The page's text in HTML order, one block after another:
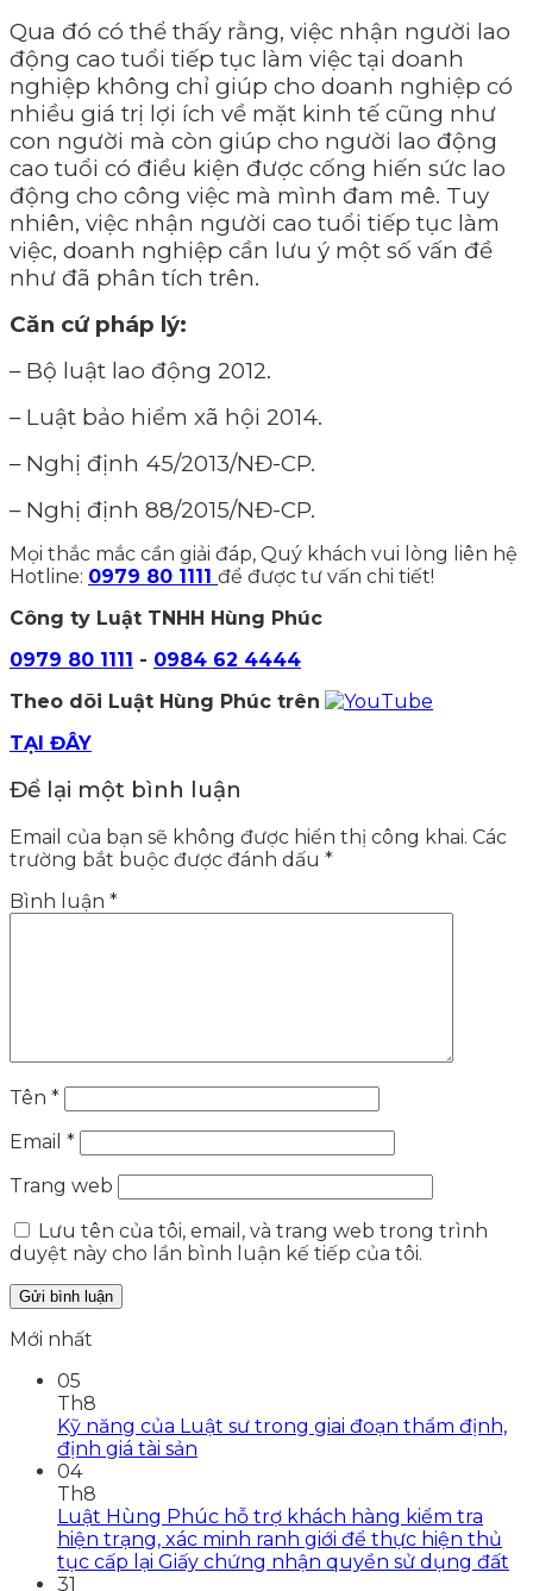
Qua đó có thể thấy rằng, việc nhận người lao
động cao tuổi tiếp tục làm việc tại doanh
nghiệp không chỉ giúp cho doanh nghiệp có
nhiều giá trị lợi ích về mặt kinh tế cũng như
con người mà còn giúp cho người lao động
cao tuổi có điều kiện được cống hiến sức lao
động cho công việc mà mình đam mê. Tuy
nhiên, việc nhận người cao tuổi tiếp tục làm
việc, doanh nghiệp cần lưu ý một số vấn đề
như đã phân tích trên.
Căn cứ pháp lý:
– Bộ luật lao động 2012.
– Luật bảo hiểm xã hội 2014.
– Nghị định 45/2013/NĐ-CP.
– Nghị định 88/2015/NĐ-CP.
Mọi thắc mắc cần giải đáp, Quý khách vui lòng liên hệ
Hotline: 0979 80 1111 để được tư vấn chi tiết!
Công ty Luật TNHH Hùng Phúc
0979 80 1111 - 0984 62 4444
Theo dõi Luật Hùng Phúc trên
TẠI ĐÂY
Để lại một bình luận
Email của bạn sẽ không được hiển thị công khai. Các
trường bắt buộc được đánh dấu *
Bình luận *
Tên *
Email *
Trang web
Lưu tên của tôi, email, và trang web trong trình
duyệt này cho lần bình luận kế tiếp của tôi.
Mới nhất
05
Th8
Kỹ năng của Luật sư trong giai đoạn thẩm định,
định giá tài sản
04
Th8
Luật Hùng Phúc hỗ trợ khách hàng kiểm tra
hiện trạng, xác minh ranh giới để thực hiện thủ
tục cấp lại Giấy chứng nhận quyền sử dụng đất
31